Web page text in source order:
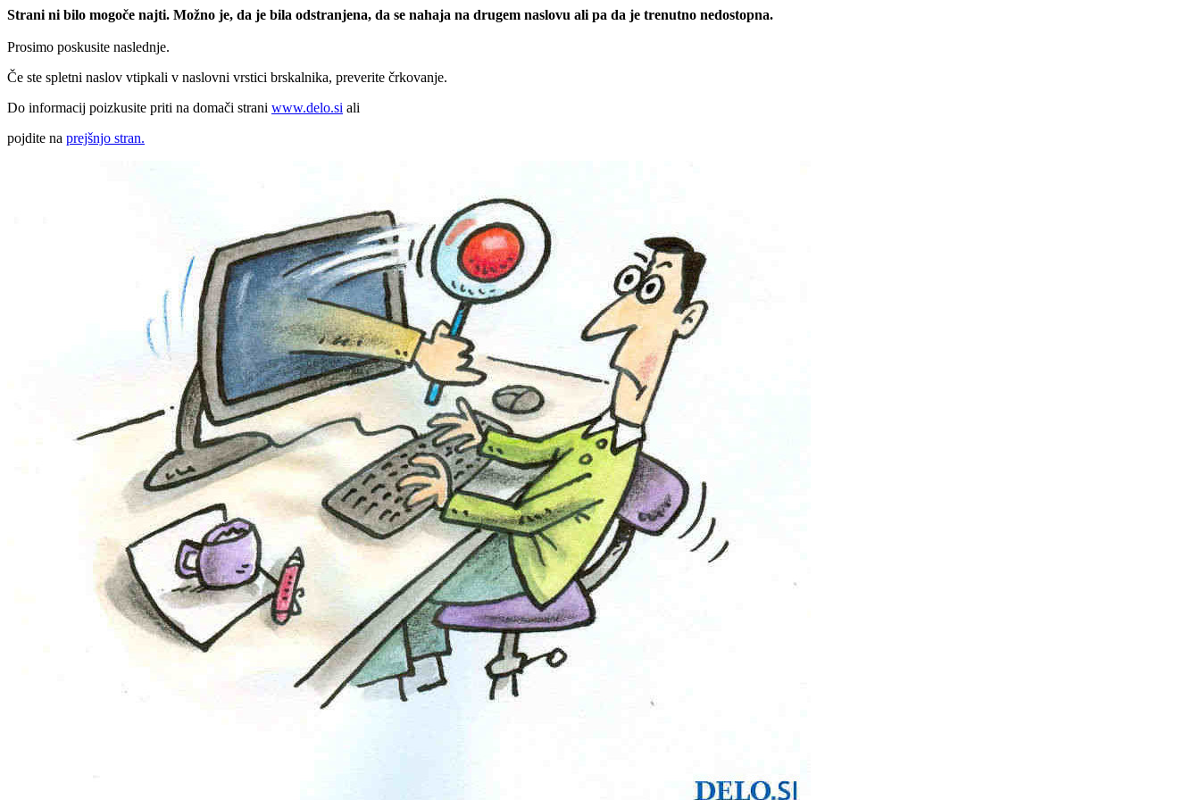
Strani ni bilo mogoče najti. Možno je, da je bila odstranjena, da se nahaja na drugem naslovu ali pa da je trenutno nedostopna.
Prosimo poskusite naslednje.
Če ste spletni naslov vtipkali v naslovni vrstici brskalnika, preverite črkovanje.
Do informacij poizkusite priti na domači strani www.delo.si ali
pojdite na prejšnjo stran.